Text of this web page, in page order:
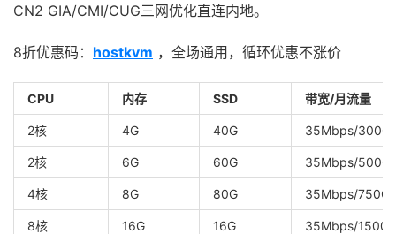
CN2 GIA/CMI/CUG三网优化直连内地。
8折优惠码： hostkvm ，全场通用，循环优惠不涨价
CPU 内存 SSD 带宽/月流量
2核 4G 40G 35Mbps/300G
2核 6G 60G 35Mbps/500G
4核 8G 80G 35Mbps/750G
8核 16G 16G 35Mbps/1500G